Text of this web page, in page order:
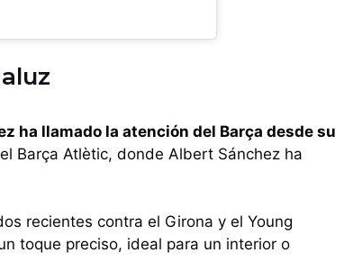
ha llamado la atención del Barça desde su
Barça Atlètic, donde Albert Sánchez ha
recientes contra el Girona y el Young
toque preciso, ideal para un interior o